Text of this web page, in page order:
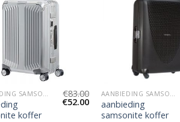
AANBIEDING SAMSONITE KOFFER
koffer
€83.00
€52.00
AANBIEDING SAMSONITE KOFFER
aanbieding
samsonite koffer